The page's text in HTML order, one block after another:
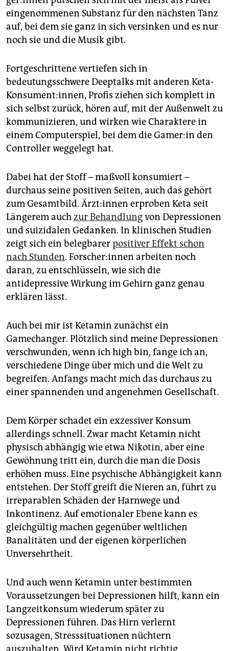
eingenommenen Substanz für den nächsten Tanz
auf, bei dem sie ganz in sich versinken und es nur
noch sie und die Musik gibt.
Fortgeschrittene vertiefen sich in
bedeutungsschwere Deeptalks mit anderen Keta-
Konsument:innen, Profis ziehen sich komplett in
sich selbst zurück, hören auf, mit der Außenwelt zu
kommunizieren, und wirken wie Charaktere in
einem Computerspiel, bei dem die Game­r:in den
Controller weggelegt hat.
Dabei hat der Stoff – maßvoll konsumiert –
durchaus seine positiven Seiten, auch das gehört
zum Gesamtbild. Ärz­t:in­nen erproben Keta seit
Längerem auchzur Behandlungvon Depressionen
und suizidalen Gedanken. In klinischen Studien
zeigt sich ein belegbarerpositiver Effekt schon
nach Stunden. For­sche­r:in­nen arbeiten noch
daran, zu entschlüsseln, wie sich die
antidepressive Wirkung im Gehirn ganz genau
erklären lässt.
Auch bei mir ist Ketamin zunächst ein
Gamechanger. Plötzlich sind meine Depressionen
verschwunden, wenn ich high bin, fange ich an,
verschiedene Dinge über mich und die Welt zu
begreifen. Anfangs macht mich das durchaus zu
einer spannenden und angenehmen Gesellschaft.
Dem Körper schadet ein exzessiver Konsum
allerdings schnell. Zwar macht Ketamin nicht
physisch abhängig wie etwa Nikotin, aber eine
Gewöhnung tritt ein, durch die man die Dosis
erhöhen muss. Eine psychische Abhängigkeit kann
entstehen. Der Stoff greift die Nieren an, führt zu
irreparablen Schäden der Harnwege und
Inkontinenz. Auf emotionaler Ebene kann es
gleichgültig machen gegenüber weltlichen
Banalitäten und der eigenen körperlichen
Unversehrtheit.
Und auch wenn Ketamin unter bestimmten
Voraussetzungen bei Depressionen hilft, kann ein
Langzeitkonsum wiederum später zu
Depressionen führen. Das Hirn verlernt
sozusagen, Stresssituationen nüchtern